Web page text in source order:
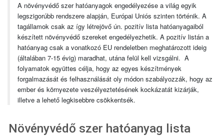
A növényvédő szer hatóanyagok engedélyezése a világ egyik
legszigorúbb rendszere alapján, Európai Uniós szinten történik. A
tagállamok csak az így létrejövő ún. pozitív lista hatóanyagaiból
készített növényvédő szereket engedélyezhetik. A pozitív listán a
hatóanyag csak a vonatkozó EU rendeletben meghatározott ideig
(általában 7-15 évig) maradhat, utána felül kell vizsgálni. A
folyamatok együttes célja, hogy az egyes készítmények
forgalmazását és felhasználását oly módon szabályozzák, hogy az
ember és környezete veszélyeztetésének kockázatát kizárják,
illetve a lehető legkisebbre csökkentsék.
Növényvédő szer hatóanyag lista